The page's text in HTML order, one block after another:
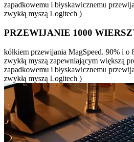
zapadkowemu i błyskawicznemu
zwykłą myszą Logitech )
PRZEWIJANIE 1000
kółkiem przewijania MagSpeed. 90% i o
zwykłą myszą zapewniającym większą
zapadkowemu i błyskawicznemu
zwykłą myszą Logitech )